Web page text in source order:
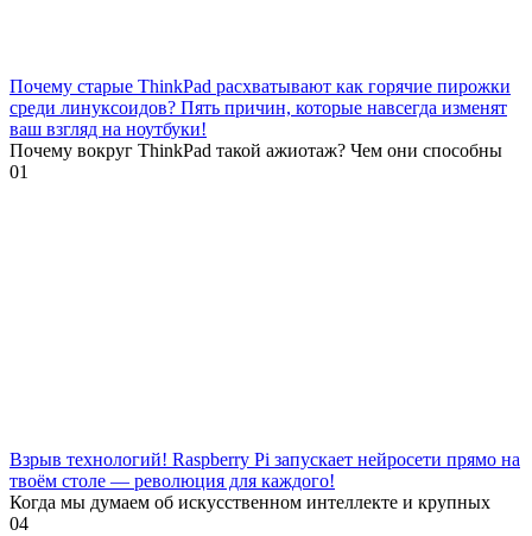
Почему старые ThinkPad расхватывают как горячие пирожки
среди линуксоидов? Пять причин, которые навсегда изменят
ваш взгляд на ноутбуки!
Почему вокруг ThinkPad такой ажиотаж? Чем они способны
01
Взрыв технологий! Raspberry Pi запускает нейросети прямо на
твоём столе — революция для каждого!
Когда мы думаем об искусственном интеллекте и крупных
04